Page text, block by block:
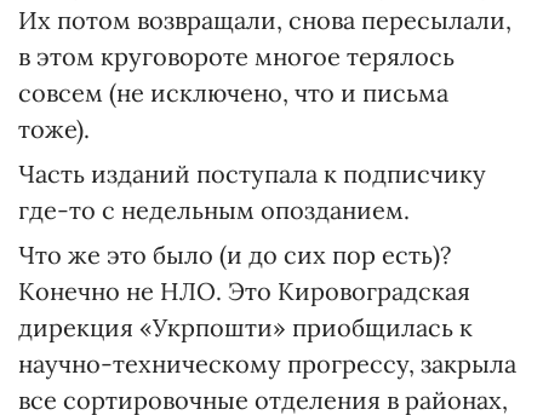
Их потом возвращали, снова пересылали,
в этом круговороте многое терялось
совсем (не исключено, что и письма
тоже).
Часть изданий поступала к подписчику
где-то с недельным опозданием.
Что же это было (и до сих пор есть)?
Конечно не НЛО. Это Кировоградская
дирекция «Укрпошти» приобщилась к
научно-техническому прогрессу, закрыла
все сортировочные отделения в районах,